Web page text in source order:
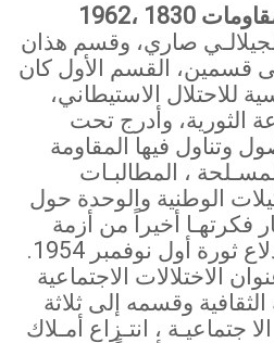
،1962
صاري، وقسم هذان
قسمين، القسم الأول كان
للاحتلال الاستيطاني،
الثورية، وأدرج تحت
وتناول فيها المقاومة
، المطالبـات
الوطنية والوحدة حول
فكرتهـا أخيراً من أزمة
أول نوفمبر 1954
.
الاختلالات الاجتماعية
الثقافية وقسمه إلى ثلاثة
جتماعيـة ، انتـزاع أمـلاك